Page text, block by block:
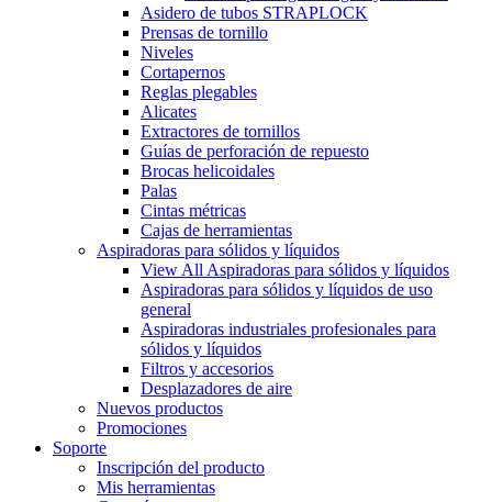
Asidero de tubos STRAPLOCK
Prensas de tornillo
Niveles
Cortapernos
Reglas plegables
Alicates
Extractores de tornillos
Guías de perforación de repuesto
Brocas helicoidales
Palas
Cintas métricas
Cajas de herramientas
Aspiradoras para sólidos y líquidos
View All Aspiradoras para sólidos y líquidos
Aspiradoras para sólidos y líquidos de uso
general
Aspiradoras industriales profesionales para
sólidos y líquidos
Filtros y accesorios
Desplazadores de aire
Nuevos productos
Promociones
Soporte
Inscripción del producto
Mis herramientas